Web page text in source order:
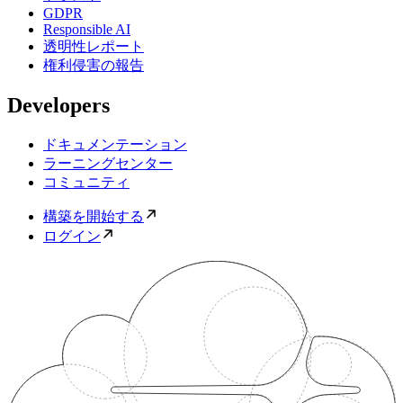
GDPR
Responsible AI
透明性レポート
権利侵害の報告
Developers
ドキュメンテーション
ラーニングセンター
コミュニティ
構築を開始する
ログイン